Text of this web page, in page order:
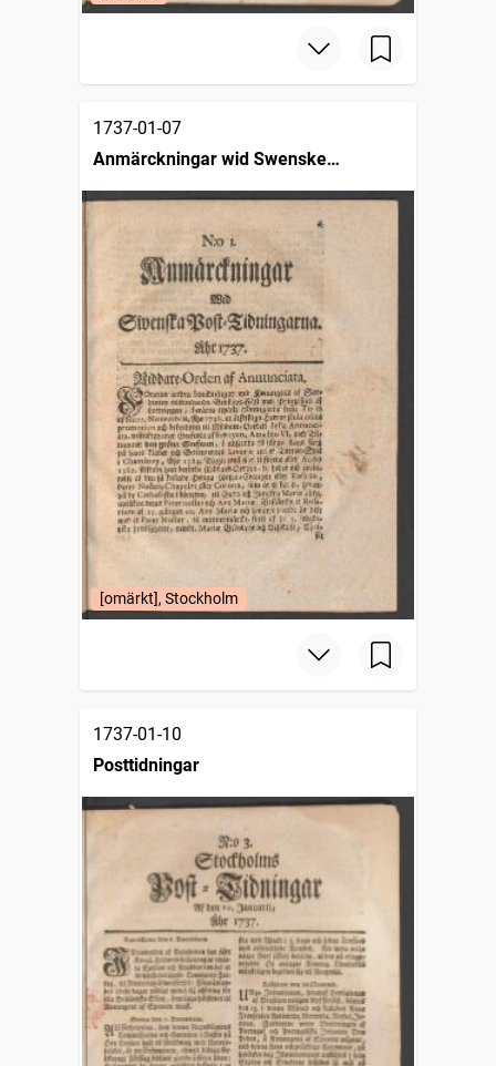
1737-01-07
Anmärckningar wid Swenske
posttidningarne
[omärkt], Stockholm
1737-01-10
Posttidningar